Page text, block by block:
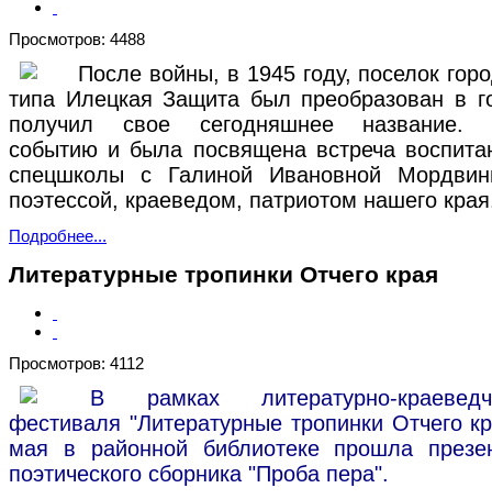
Просмотров: 4488
После войны, в 1945 году, поселок
типа Илецкая Защита был преобразован в
получил свое сегодняшнее название.
событию и была посвящена встреча
спецшколы с Галиной Ивановной
поэтессой, краеведом, патриотом нашего
Подробнее...
Литературные тропинки Отчего края
Просмотров: 4112
В рамках литературно-
фестиваля "Литературные тропинки Отчего
мая в районной библиотеке прошла
поэтического сборника "Проба пера".